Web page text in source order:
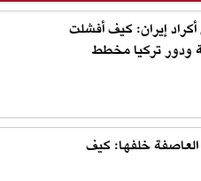
إيران: كيف أفشلت
ودور تركيا مخطط
العاصفة خلفها: كيف